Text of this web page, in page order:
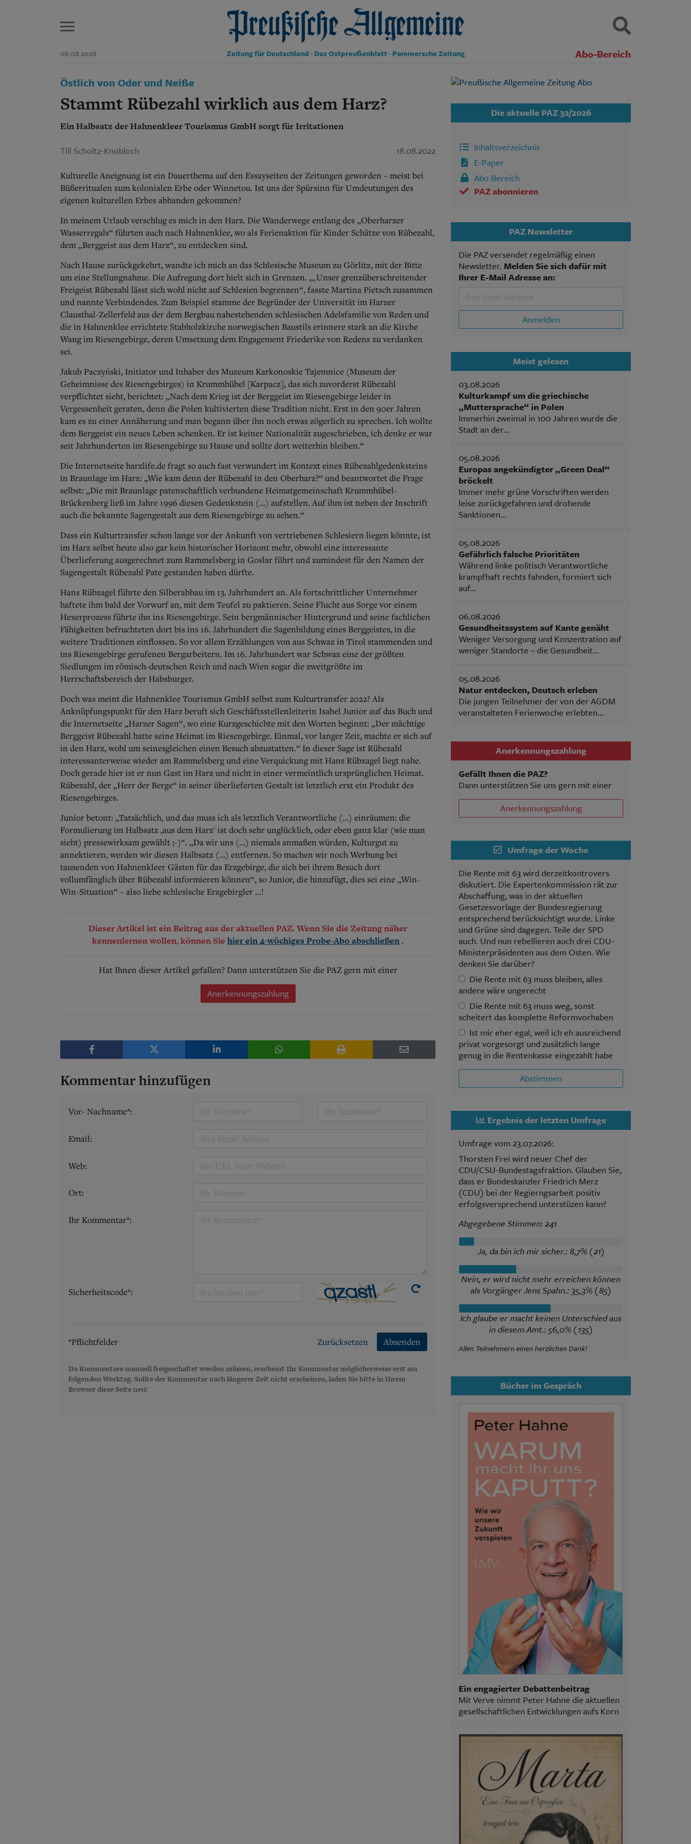
06.08.2026 Preußische Allgemeine Zeitung
Zeitung für Deutschland · Das Ostpreußenblatt · Pommersche Zeitung Abo-Bereich
Start
Aktuelle Ausgabe
Abonnent werden
Archiv
Wirtschaft
Gesellschaft
Pommern
Berlin-Brandenburg
Schlesien
Bücher
Kontakt
Datenschutz
Suchen und finden
SUCHEN
Östlich von Oder und Neiße
Stammt Rübezahl wirklich aus dem Harz?
Ein Halbsatz der Hahnenkleer Tourismus GmbH sorgt für Irritationen
Till Scholtz-Knobloch 18.08.2022
Kulturelle Aneignung ist ein Dauerthema auf den Essayseiten der Zeitungen geworden – meist bei
Büßerritualen zum kolonialen Erbe oder Winnetou. Ist uns der Spürsinn für Umdeutungen des
eigenen kulturellen Erbes abhanden gekommen?
In meinem Urlaub verschlug es mich in den Harz. Die Wanderwege entlang des „Oberharzer
Wasserregals“ führten auch nach Hahnenklee, wo als Ferienaktion für Kinder Schätze von Rübezahl,
dem „Berggeist aus dem Harz“, zu entdecken sind.
Nach Hause zurückgekehrt, wandte ich mich an das Schlesische Museum zu Görlitz, mit der Bitte
um eine Stellungnahme. Die Aufregung dort hielt sich in Grenzen. „‚Unser grenzüberschreitender
Freigeist Rübezahl lässt sich wohl nicht auf Schlesien begrenzen“, fasste Martina Pietsch zusammen
und nannte Verbindendes. Zum Beispiel stamme der Begründer der Universität im Harzer
Clausthal-Zellerfeld aus der dem Bergbau nahestehenden schlesischen Adelsfamilie von Reden und
die in Hahnenklee errichtete Stabholzkirche norwegischen Baustils erinnere stark an die Kirche
Wang im Riesengebirge, deren Umsetzung dem Engagement Friederike von Redens zu verdanken
sei.
Jakub Paczyński, Initiator und Inhaber des Muzeum Karkonoskie Tajemnice (Museum der
Geheimnisse des Riesengebirges) in Krummhübel [Karpacz], das sich zuvorderst Rübezahl
verpflichtet sieht, berichtet: „Nach dem Krieg ist der Berggeist im Riesengebirge leider in
Vergessenheit geraten, denn die Polen kultivierten diese Tradition nicht. Erst in den 90er Jahren
kam es zu einer Annäherung und man begann über ihn noch etwas zögerlich zu sprechen. Ich wollte
dem Berggeist ein neues Leben schenken. Er ist keiner Nationalität zugeschrieben, ich denke er war
seit Jahrhunderten im Riesengebirge zu Hause und sollte dort weiterhin bleiben.“
Die Internetseite harzlife.de fragt so auch fast verwundert im Kontext eines Rübezahlgedenksteins
in Braunlage im Harz: „Wie kam denn der Rübezahl in den Oberharz?“ und beantwortet die Frage
selbst: „Die mit Braunlage patenschaftlich verbundene Heimatgemeinschaft Krummhübel-
Brückenberg ließ im Jahre 1996 diesen Gedenkstein (...) aufstellen. Auf ihm ist neben der Inschrift
auch die bekannte Sagengestalt aus dem Riesengebirge zu sehen.“
Dass ein Kulturtransfer schon lange vor der Ankunft von vertriebenen Schlesiern liegen könnte, ist
im Harz selbst heute also gar kein historischer Horizont mehr, obwohl eine interessante
Überlieferung ausgerechnet zum Rammelsberg in Goslar führt und zumindest für den Namen der
Sagengestalt Rübezahl Pate gestanden haben dürfte.
Hans Rübzagel führte den Silberabbau im 13. Jahrhundert an. Als fortschrittlicher Unternehmer
haftete ihm bald der Vorwurf an, mit dem Teufel zu paktieren. Seine Flucht aus Sorge vor einem
Hexerprozess führte ihn ins Riesengebirge. Sein bergmännischer Hintergrund und seine fachlichen
Fähigkeiten befruchteten dort bis ins 16. Jahrhundert die Sagenbildung eines Berggeistes, in die
weitere Traditionen einflossen. So vor allem Erzählungen von aus Schwaz in Tirol stammenden und
ins Riesengebirge gerufenen Bergarbeitern. Im 16. Jahrhundert war Schwaz eine der größten
Siedlungen im römisch-deutschen Reich und nach Wien sogar die zweitgrößte im
Herrschaftsbereich der Habsburger.
Doch was meint die Hahnenklee Tourismus GmbH selbst zum Kulturtransfer 2022? Als
Anknüpfungspunkt für den Harz beruft sich Geschäftsstellenleiterin Isabel Junior auf das Buch und
die Internetseite „Harzer Sagen“, wo eine Kurzgeschichte mit den Worten beginnt: „Der mächtige
Berggeist Rübezahl hatte seine Heimat im Riesengebirge. Einmal, vor langer Zeit, machte er sich auf
in den Harz, wohl um seinesgleichen einen Besuch abzustatten.“ In dieser Sage ist Rübezahl
interessanterweise wieder am Rammelsberg und eine Verquickung mit Hans Rübzagel liegt nahe.
Doch gerade hier ist er nun Gast im Harz und nicht in einer vermeintlich ursprünglichen Heimat.
Rübezahl, der „Herr der Berge“ in seiner überlieferten Gestalt ist letztlich erst ein Produkt des
Riesengebirges.
Junior betont: „Tatsächlich, und das muss ich als letztlich Verantwortliche (...) einräumen: die
Formulierung im Halbsatz ,aus dem Harz' ist doch sehr unglücklich, oder eben ganz klar (wie man
sieht) pressewirksam gewählt ;-)“. „Da wir uns (...) niemals anmaßen würden, Kulturgut zu
annektieren, werden wir diesen Halbsatz (...) entfernen. So machen wir noch Werbung bei
tausenden von Hahnenkleer Gästen für das Erzgebirge, die sich bei ihrem Besuch dort
vollumfänglich über Rübezahl informieren können“, so Junior, die hinzufügt, dies sei eine „Win-
Win-Situation“ – also liebe schlesische Erzgebirgler ...!
Dieser Artikel ist ein Beitrag aus der aktuellen PAZ. Wenn Sie die Zeitung näher
kennenlernen wollen, können Sie hier ein 4-wöchiges Probe-Abo abschließen .
Hat Ihnen dieser Artikel gefallen? Dann unterstützen Sie die PAZ gern mit einer
Anerkennungszahlung
Kommentar hinzufügen
Vor- Nachname*:
Email:
Web:
Ort:
Ihr Kommentar*:
Sicherheitscode*:
*Pflichtfelder Zurücksetzen Absenden
Da Kommentare manuell freigeschaltet werden müssen, erscheint Ihr Kommentar möglicherweise erst am
folgenden Werktag. Sollte der Kommentar nach längerer Zeit nicht erscheinen, laden Sie bitte in Ihrem
Browser diese Seite neu!
Die aktuelle PAZ 32/2026
Inhaltsverzeichnis
E-Paper
Abo Bereich
PAZ abonnieren
PAZ Newsletter
Die PAZ versendet regelmäßig einen
Newsletter. Melden Sie sich dafür mit
Ihrer E-Mail Adresse an:
Anmelden
Meist gelesen
03.08.2026
Kulturkampf um die griechische
„Muttersprache“ in Polen
Immerhin zweimal in 100 Jahren wurde die
Stadt an der...
05.08.2026
Europas angekündigter „Green Deal“
bröckelt
Immer mehr grüne Vorschriften werden
leise zurückgefahren und drohende
Sanktionen...
05.08.2026
Gefährlich falsche Prioritäten
Während linke politisch Verantwortliche
krampfhaft rechts fahnden, formiert sich
auf...
06.08.2026
Gesundheitssystem auf Kante genäht
Weniger Versorgung und Konzentration auf
weniger Standorte – die Gesundheit...
05.08.2026
Natur entdecken, Deutsch erleben
Die jungen Teilnehmer der von der AGDM
veranstalteten Ferienwoche erlebten...
Anerkennungszahlung
Gefällt Ihnen die PAZ?
Dann unterstützen Sie uns gern mit einer
Anerkennungszahlung
Umfrage der Woche
Die Rente mit 63 wird derzeitkontrovers
diskutiert. Die Expertenkommission rät zur
Abschaffung, was in der aktuellen
Gesetzesvorlage der Bundesregierung
entsprechend berücksichtigt wurde. Linke
und Grüne sind dagegen. Teile der SPD
auch. Und nun rebellieren auch drei CDU-
Ministerpräsidenten aus dem Osten. Wie
denken Sie darüber?
Die Rente mit 63 muss bleiben, alles
andere wäre ungerecht
Die Rente mit 63 muss weg, sonst
scheitert das komplette Reformvorhaben
Ist mir eher egal, weil ich eh ausreichend
privat vorgesorgt und zusätzlich lange
genug in die Rentenkasse eingezahlt habe
Abstimmen
Ergebnis der letzten Umfrage
Umfrage vom 23.07.2026:
Thorsten Frei wird neuer Chef der
CDU/CSU-Bundestagsfraktion. Glauben Sie,
dass er Bundeskanzler Friedrich Merz
(CDU) bei der Regierngsarbeit positiv
erfolgsversprechend unterstüzen kann?
Abgegebene Stimmen: 241
Ja, da bin ich mir sicher.: 8,7% (21)
Nein, er wird nicht mehr erreichen können
als Vorgänger Jens Spahn.: 35,3% (85)
Ich glaube er macht keinen Unterschied aus
in diesem Amt.: 56,0% (135)
Allen Teilnehmern einen herzlichen Dank!
Bücher im Gespräch
Ein engagierter Debattenbeitrag
Mit Verve nimmt Peter Hahne die aktuellen
gesellschaftlichen Entwicklungen aufs Korn